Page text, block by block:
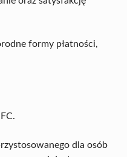
formy płatności,
dla osób